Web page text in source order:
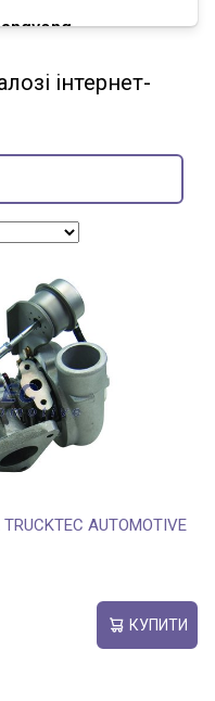
інтернет-
AUTOMOTIVE
КУПИТИ